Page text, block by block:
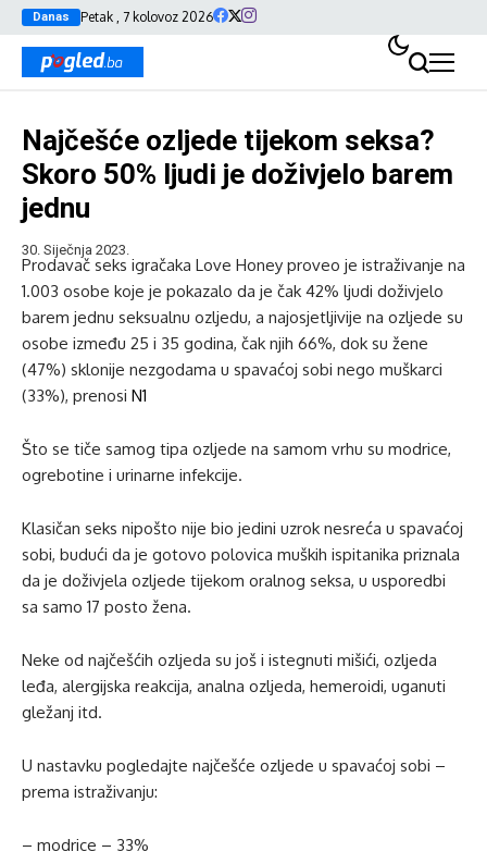
Danas Petak , 7 kolovoz 2026
Najčešće ozljede tijekom seksa?
Skoro 50% ljudi je doživjelo barem
jednu
30. Siječnja 2023.
Prodavač seks igračaka Love Honey proveo je istraživanje na
1.003 osobe koje je pokazalo da je čak 42% ljudi doživjelo
barem jednu seksualnu ozljedu, a najosjetljivije na ozljede su
osobe između 25 i 35 godina, čak njih 66%, dok su žene
(47%) sklonije nezgodama u spavaćoj sobi nego muškarci
(33%), prenosi N1
Što se tiče samog tipa ozljede na samom vrhu su modrice,
ogrebotine i urinarne infekcije.
Klasičan seks nipošto nije bio jedini uzrok nesreća u spavaćoj
sobi, budući da je gotovo polovica muških ispitanika priznala
da je doživjela ozljede tijekom oralnog seksa, u usporedbi
sa samo 17 posto žena.
Neke od najčešćih ozljeda su još i istegnuti mišići, ozljeda
leđa, alergijska reakcija, analna ozljeda, hemeroidi, uganuti
gležanj itd.
U nastavku pogledajte najčešće ozljede u spavaćoj sobi –
prema istraživanju:
– modrice – 33%